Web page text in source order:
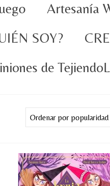
Artesanía
SOY?
de